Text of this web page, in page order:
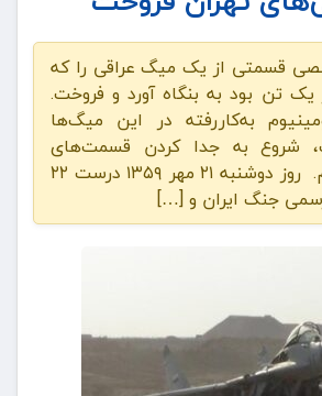
قسمتی از یک میگ عراقی را که
تن بود به بنگاه آورد و فروخت.
به‌کاررفته در این میگ‌ها
شروع به جدا کردن قسمت‌های
مختلف آن کردیم. روز دوشنبه ۲۱ مهر ۱۳۵۹ درست ۲۲
جنگ ایران و […]